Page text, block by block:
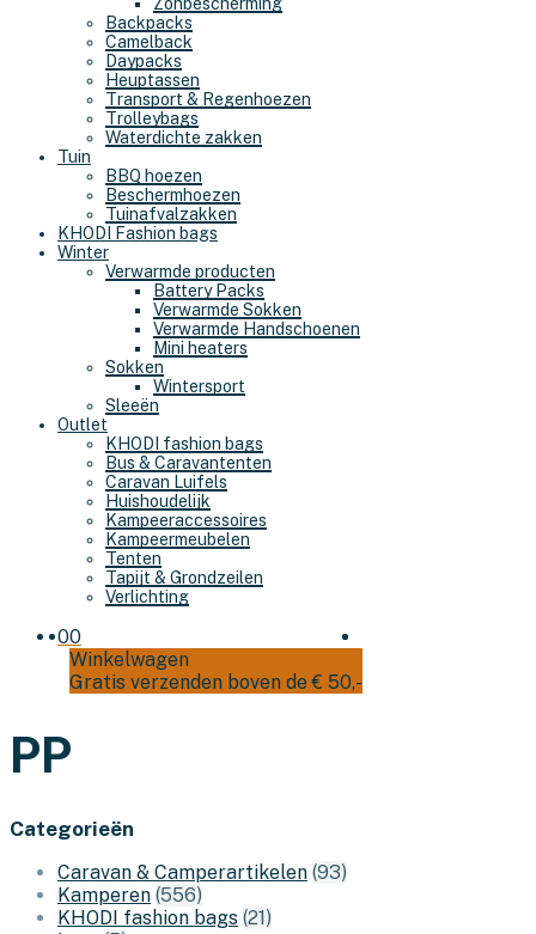
Backpacks
Camelback
Daypacks
Heuptassen
Transport & Regenhoezen
Trolleybags
Waterdichte zakken
Tuin
BBQ hoezen
Beschermhoezen
Tuinafvalzakken
KHODI Fashion bags
Winter
Verwarmde producten
Battery Packs
Verwarmde Sokken
Verwarmde Handschoenen
Mini heaters
Sokken
Wintersport
Sleeën
Outlet
KHODI fashion bags
Bus & Caravantenten
Caravan Luifels
Huishoudelijk
Kampeeraccessoires
Kampeermeubelen
Tenten
Tapijt & Grondzeilen
Verlichting
00
Winkelwagen
Gratis verzenden boven de € 50,-
PP
Categorieën
Caravan & Camperartikelen (93)
Kamperen (556)
KHODI fashion bags (21)